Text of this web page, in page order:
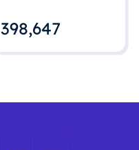
398,648